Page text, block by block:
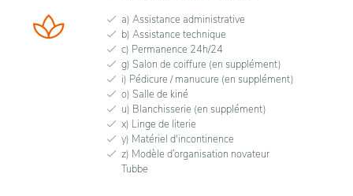
a) Assistance administrative
b) Assistance technique
c) Permanence 24h/24
g) Salon de coiffure (en supplément)
i) Pédicure / manucure (en supplément)
o) Salle de kiné
u) Blanchisserie (en supplément)
x) Linge de literie
y) Matériel d'incontinence
z) Modèle d’organisation novateur
Tubbe